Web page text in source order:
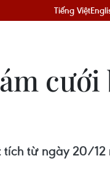
Tiếng Việt
từ ngày 20/